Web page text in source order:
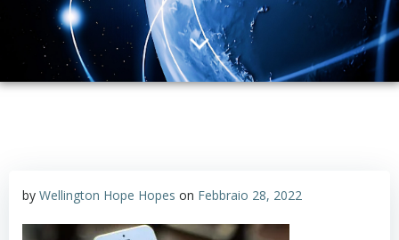
by Wellington Hope Hopes on Febbraio 28, 2022